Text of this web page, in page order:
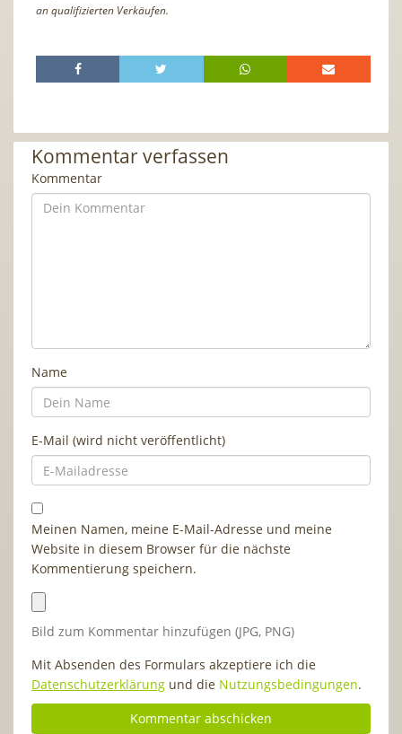
an qualifizierten Verkäufen.
Kommentar verfassen
Kommentar
Name
E-Mail (wird nicht veröffentlicht)
Meinen Namen, meine E-Mail-Adresse und meine
Website in diesem Browser für die nächste
Kommentierung speichern.
Bild zum Kommentar hinzufügen (JPG, PNG)
Mit Absenden des Formulars akzeptiere ich die
Datenschutzerklärung und die Nutzungsbedingungen.